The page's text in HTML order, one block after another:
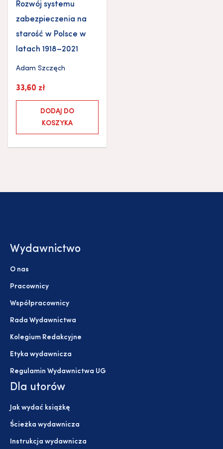
Rozwój systemu
zabezpieczenia na
starość w Polsce w
latach 1918–2021
Adam Szczęch
33,60 zł
DODAJ DO
KOSZYKA
Wydawnictwo
O nas
Pracownicy
Współpracownicy
Rada Wydawnictwa
Kolegium Redakcyjne
Etyka wydawnicza
Regulamin Wydawnictwa UG
Dla utorów
Jak wydać książkę
Ścieżka wydawnicza
Instrukcja wydawnicza